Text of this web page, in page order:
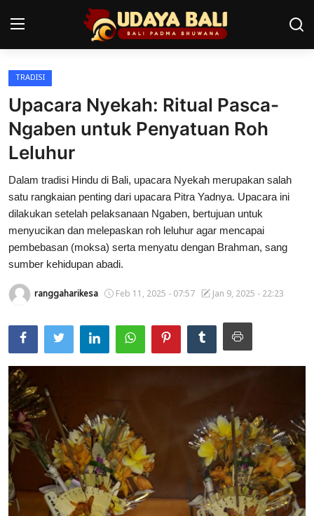
Home
Pura
Desa Adat
Tradisi
Kearifan lokal
Alam Bali
Kisah
Usadha
Indonesia
TRADISI
Upacara Nyekah: Ritual Pasca-
Ngaben untuk Penyatuan Roh
Leluhur
Dalam tradisi Hindu di Bali, upacara Nyekah merupakan salah
satu rangkaian penting dari upacara Pitra Yadnya. Upacara ini
dilakukan setelah pelaksanaan Ngaben, bertujuan untuk
menyucikan dan melepaskan roh leluhur agar mencapai
pembebasan (moksa) serta menyatu dengan Brahman, sang
sumber kehidupan abadi.
ranggaharikesa Feb 11, 2025 - 07:57 Jan 9, 2025 - 22:23